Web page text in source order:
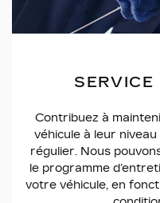
SERVICE
Contribuez à
véhicule à leur
régulier. Nous
le programme
votre véhicule, en